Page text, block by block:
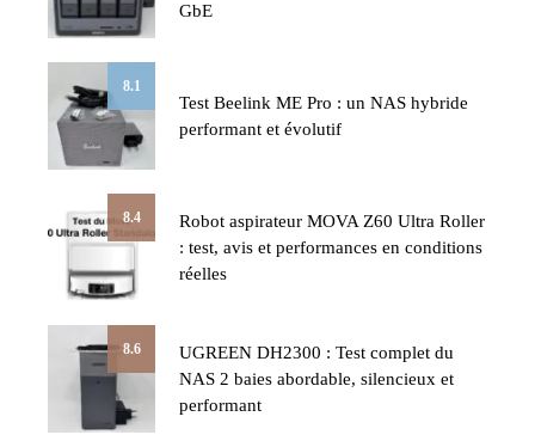
GbE
8.1
Test Beelink ME Pro : un NAS hybride
performant et évolutif
8.4
Robot aspirateur MOVA Z60 Ultra Roller
: test, avis et performances en conditions
réelles
8.6
UGREEN DH2300 : Test complet du
NAS 2 baies abordable, silencieux et
performant